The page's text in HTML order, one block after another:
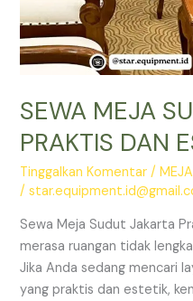
SEWA MEJA
PRAKTIS DAN
Tinggalkan Komentar /MEJA
/
Sewa Meja Sudut Jakarta
merasa ruangan tidak
Jika Anda sedang mencari
yang praktis dan estetik,